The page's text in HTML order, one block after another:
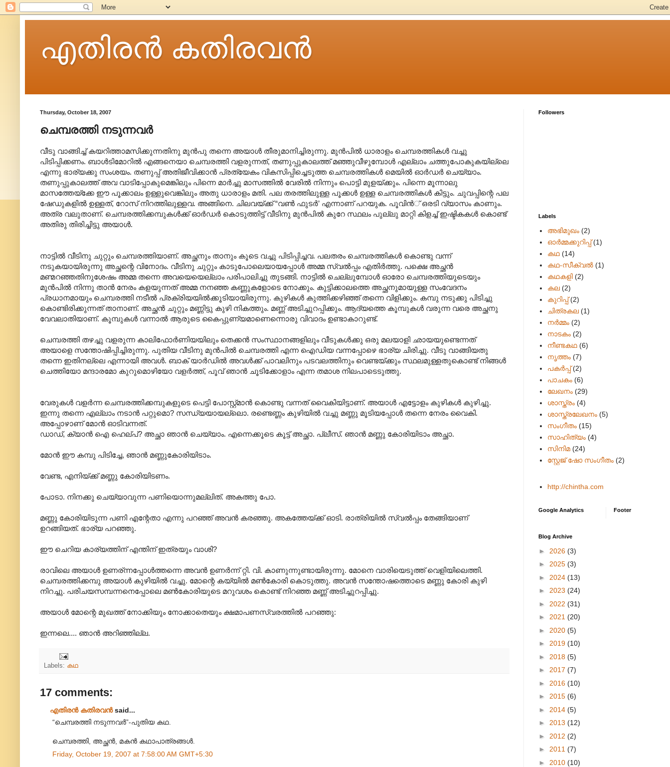
എതിരന്‍ കതിരവന്‍
Thursday, October 18, 2007
ചെമ്പരത്തി നടുന്നവര്‍
വീടു വാങ്ങിച്ച് കയറിത്താമസിക്കുന്നതിനു മുന്‍പു തന്നെ അയാള്‍ തീരുമാനിച്ചിരുന്നു. മുന്‍പില്‍ ധാരാളം ചെമ്പരത്തികള്‍ വച്ചു
പിടിപ്പിക്കണം. ബാള്‍ടിമോറില്‍ എങ്ങനെയാ ചെമ്പരത്തി വളരുന്നത്, തണുപ്പുകാലത്ത് മഞ്ഞുവീഴുമ്പോള്‍ എല്ലാം ചത്തുപോകുകയില്ലെ
എന്നു ഭാര്യക്കു സംശയം. തണുപ്പ് അതിജീവിക്കാന്‍ പ്രത്യേകം വികസിപ്പിച്ചെടുത്ത ചെമ്പരത്തികള്‍ മെയില്‍ ഓര്‍ഡര്‍ ചെയ്യാം.
തണുപ്പുകാലത്ത് അവ വാടിപ്പോകുമെങ്കിലും പിന്നെ മാര്‍ച്ചു മാസത്തില്‍ വേരില്‍ നിന്നും പൊട്ടി മുളയ്ക്കും. പിന്നെ മൂന്നാലു
മാസത്തേയ്ക്കേ ഈ പൂക്കാലം ഉള്ളുവെങ്കിലും അതു ധാരാളം മതി. പല തരത്തിലുള്ള പൂക്കള്‍ ഉള്ള ചെമ്പരത്തികള്‍ കിട്ടും. ചുവപ്പിന്റെ പല
ഷേഡുകളില്‍ ഉള്ളത്, റോസ് നിറത്തിലുള്ളവ. അങ്ങിനെ. ചിലവയ്ക്ക് “വണ്‍ ഫുടര്‍’ എന്നാണ് പറയുക. പൂവിന്‍് ഒരടി വ്യാസം കാണും.
അത്ര വലുതാണ്. ചെമ്പരത്തിക്കമ്പുകള്‍ക്ക് ഓര്‍ഡര്‍ കൊടുത്തിട്ട് വീടിനു മുന്‍പില്‍ കുറേ സ്ഥലം പുല്ലു മാറ്റി കിളച്ച് ഇഷ്ടികകള്‍ കൊണ്ട്
അതിരു തിരിച്ചിട്ടു അയാള്‍.
നാട്ടില്‍ വീടിനു ചുറ്റും ചെമ്പരത്തിയാണ്. അച്ഛനും താനും കൂടെ വച്ചു പിടിപ്പിച്ചവ. പലതരം ചെമ്പരത്തികള്‍ കൊണ്ടു വന്ന്
നടുകയായിരുന്നു അച്ഛന്റെ വിനോദം. വീടിനു ചുറ്റും കാടുപോലെയായപ്പോള്‍ അമ്മ സ്വല്‍പ്പം എതിര്‍ത്തു. പക്ഷെ അച്ഛന്‍
മണ്മറഞ്ഞതിനുശേഷം അമ്മ തന്നെ അവയെയെല്ലാം പരിപാലിച്ചു തുടങ്ങി. നാട്ടില്‍ ചെല്ലുമ്പോള്‍ ഓരോ ചെമ്പരത്തിയുടെയും
മുന്‍പില്‍ നിന്നു താന്‍ നേരം കളയുന്നത് അമ്മ നനഞ്ഞ കണ്ണുകളോടെ നോക്കും. കുട്ടിക്കാലത്തെ അച്ഛനുമായുള്ള സംവേദനം
പ്രധാനമായും ചെമ്പരത്തി നടീല്‍ പ്രക്രിയയില്‍ക്കൂടിയായിരുന്നു. കുഴികള്‍ കുത്തിക്കഴിഞ്ഞ് തന്നെ വിളിക്കും. കമ്പു നടുക്കു പിടിച്ചു
കൊണ്ടിരിക്കുന്നത് താനാണ്. അച്ഛന്‍ ചുറ്റും മണ്ണിട്ടു കുഴി നികത്തും. മണ്ണ് അടിച്ചുറപ്പിക്കും. ആദ്യത്തെ കൂമ്പുകള്‍ വരുന്ന വരെ അച്ഛനു
വേവലാതിയാണ്. കൂമ്പുകള്‍ വന്നാല്‍ ആരുടെ കൈപ്പുണ്യമാണെന്നൊരു വിവാദം ഉണ്ടാകാറുണ്ട്.
ചെമ്പരത്തി തഴച്ചു വളരുന്ന കാലിഫോര്‍ണിയയിലും തെക്കന്‍ സംസ്ഥാനങ്ങളിലും വീടുകള്‍ക്കു ഒരു മലയാളി ഛായയുണ്ടെന്നത്
അയാളെ സന്തോഷിപ്പിച്ചിരുന്നു. പുതിയ വീടിനു മുന്‍പില്‍ ചെമ്പരത്തി എന്ന ഐഡിയ വന്നപ്പോഴെ ഭാര്യ ചിരിച്ചു. വീടു വാങ്ങിയതു
തന്നെ ഇതിനല്ലെ എന്നായി അവള്‍. ബാക് യാര്‍ഡില്‍ അവള്‍ക്ക് പാവലിനും പടവലത്തിനും വെണ്ടയ്ക്കും സ്ഥലമുള്ളതുകൊണ്ട് നിങ്ങള്‍
ചെത്തിയോ മന്ദാരമോ കുറുമൊഴിയോ വളര്‍ത്ത്, പൂവ് ഞാന്‍ ചൂടിക്കോളാം എന്ന തമാശ നിലപാടെടുത്തു.
വേരുകള്‍ വളര്‍ന്ന ചെമ്പരത്തിക്കമ്പുകളുടെ പെട്ടി പോസ്റ്റ്മാന്‍ കൊണ്ടു വന്നത് വൈകിയിട്ടാണ്. അയാ‍ള്‍ എട്ടോളം കുഴികള്‍ കുഴിച്ചു.
ഇന്നു തന്നെ എല്ലാം നടാന്‍ പറ്റുമൊ? സന്ധ്യയായല്ലൊ. രണ്ടെണ്ണം കുഴിയില്‍ വച്ചു മണ്ണു മൂടിയപ്പോള്‍ തന്നെ നേരം വൈകി.
അപ്പോഴാണ് മോന്‍ ഓടിവന്നത്.
ഡാഡ്, ക്യാന്‍ ഐ ഹെല്പ്? അച്ഛാ ഞാന്‍ ചെയ്യാം. എന്നെക്കൂടെ കൂട്ട് അച്ഛാ. പ്ലീസ്. ഞാന്‍ മണ്ണു കോരിയിടാം അച്ഛാ.
മോന്‍ ഈ കമ്പു പിടിച്ചേ, ഞാന്‍ മണ്ണുകോരിയിടാം.
വേണ്ട, എനിയ്ക്ക് മണ്ണു കോരിയിടണം.
പോടാ. നിനക്കു ചെയ്യാവുന്ന പണിയൊന്നുമല്ലിത്. അകത്തു പോ.
മണ്ണു കോരിയിടുന്ന പണി എന്റേതാ എന്നു പറഞ്ഞ് അവന്‍ കരഞ്ഞു.‍ അകത്തേയ്ക്ക് ഓടി. രാത്രിയില്‍ സ്വല്‍പ്പം തേങ്ങിയാണ്
ഉറങ്ങിയത്. ഭാര്യ പറഞ്ഞു.
ഈ ചെറിയ കാര്യത്തിന് എന്തിന് ഇത്രയും വാശി?
രാവിലെ അയാള്‍ ഉണര്ന്ന‍പ്പോള്‍ത്തന്നെ അവന്‍ ഉണര്‍ന്ന് റ്റി. വി. കാണുന്നുണ്ടായിരുന്നു. മോനെ വാരിയെടുത്ത് വെളിയിലെത്തി.
ചെമ്പരത്തിക്കമ്പു അയാള്‍ കുഴിയില്‍ വച്ചു. മോന്റെ കയ്യില്‍ മണ്‍കോരി കൊടുത്തു. അവന്‍ സന്തോഷത്തൊടെ മണ്ണു കോരി കുഴി
നിറച്ചു. പരിചയസമ്പന്നനെപ്പോലെ മണ്‍കോരിയുടെ മറുവശം കൊണ്ട് നിറഞ്ഞ മണ്ണ് അടിച്ചുറപ്പിച്ചു.
അയാള്‍ മോന്റെ മുഖത്ത് നോക്കിയും നോക്കാതെയും ക്ഷമാപണസ്വരത്തില്‍ പറഞ്ഞു:
ഇന്നലെ.... ഞാന്‍ അറിഞ്ഞില്ല.
Labels: കഥ
17 comments:
എതിരന്‍ കതിരവന്‍said...
“ചെമ്പരത്തി നടുന്നവര്‍”-പുതിയ കഥ.
ചെമ്പരത്തി, അച്ഛന്‍, മകന്‍ കഥാപാത്രങ്ങള്‍.
Friday, October 19, 2007 at 7:58:00 AM GMT+5:30
Followers
Labels
അഭിമുഖം (2)
ഓർമ്മക്കുറിപ്പ് (1)
കഥ (14)
കഥ-സീക്വല്‍ (1)
കഥകളി (2)
കല (2)
കുറിപ്പ് (2)
ചിത്രകല (1)
നർമ്മം (2)
നാടകം (2)
നീണ്ടകഥ (6)
നൃത്തം (7)
പകര്‍പ്പ് (2)
പാചകം (6)
ലേഖനം (29)
ശാസ്ത്രം (4)
ശാസ്ത്രലേഖനം (5)
സംഗീതം (15)
സാഹിത്യം (4)
സിനിമ (24)
സ്റ്റേജ് ഷോ സംഗീതം (2)
http://chintha.com
Google Analytics Footer
Blog Archive
► 2026 (3)
► 2025 (3)
► 2024 (13)
► 2023 (24)
► 2022 (31)
► 2021 (20)
► 2020 (5)
► 2019 (10)
► 2018 (5)
► 2017 (7)
► 2016 (10)
► 2015 (6)
► 2014 (5)
► 2013 (12)
► 2012 (2)
► 2011 (7)
► 2010 (10)